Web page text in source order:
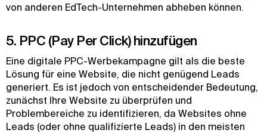
von anderen EdTech-Unternehmen abheben können.
5. PPC (Pay Per Click) hinzufügen
Eine digitale PPC-Werbekampagne gilt als die beste
Lösung für eine Website, die nicht genügend Leads
generiert. Es ist jedoch von entscheidender Bedeutung,
zunächst Ihre Website zu überprüfen und
Problembereiche zu identifizieren, da Websites ohne
Leads (oder ohne qualifizierte Leads) in den meisten